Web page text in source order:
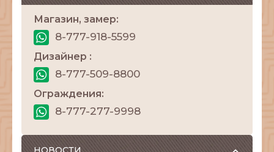
Магазин, замер:
8-777-918-5599
Дизайнер :
8-777-509-8800
Ограждения:
8-777-277-9998